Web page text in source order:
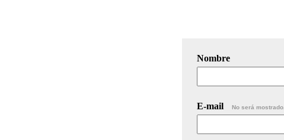
Nombre
E-mail No será mostrado.